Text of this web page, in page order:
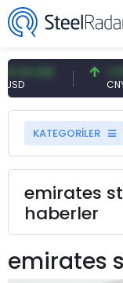
7,10 CNY
CNY
KATEGORİLER
emirates
haberler
emirates